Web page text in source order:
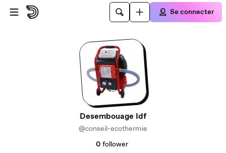
Passer au contenu principal
Se connecter
Desembouage Idf
@conseil-ecothermie
0 follower